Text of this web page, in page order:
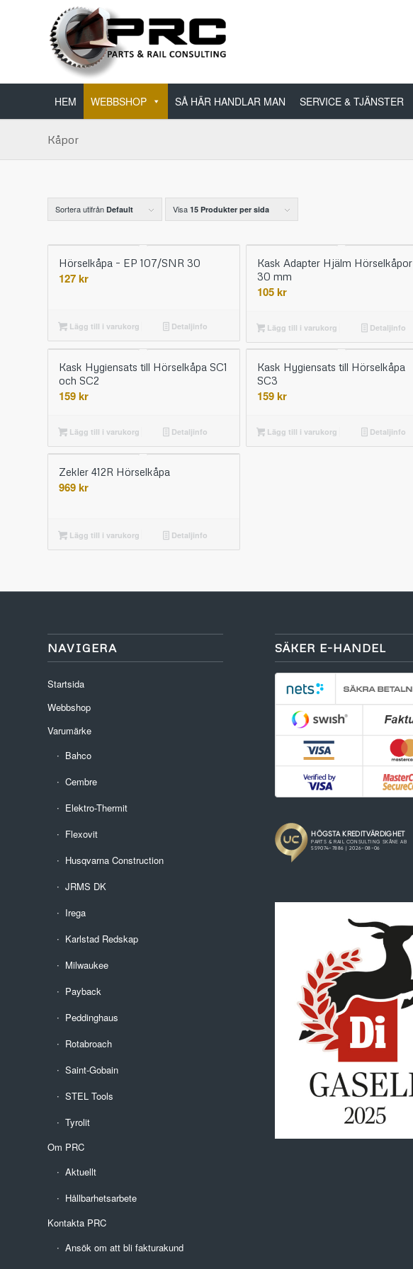
HEM WEBBSHOP SÅ HÄR HANDLAR MAN SERVICE & TJÄNSTER
Kåpor
Sortera utifrån Default Visa 15 Produkter per sida
Hörselkåpa – EP 107/SNR 30
127kr
Lägg till i varukorg Detaljinfo
Kask Adapter Hjälm Hörselkåpor
30 mm
105kr
Lägg till i varukorg Detaljinfo
Kask Hygiensats till Hörselkåpa SC1
och SC2
159kr
Lägg till i varukorg Detaljinfo
Kask Hygiensats till Hörselkåpa
SC3
159kr
Lägg till i varukorg Detaljinfo
Zekler 412R Hörselkåpa
969kr
Lägg till i varukorg Detaljinfo
NAVIGERA
Startsida
Webbshop
Varumärke
Bahco
Cembre
Elektro-Thermit
Flexovit
Husqvarna Construction
JRMS DK
Irega
Karlstad Redskap
Milwaukee
Payback
Peddinghaus
Rotabroach
Saint-Gobain
STEL Tools
Tyrolit
Om PRC
Aktuellt
Hållbarhetsarbete
Kontakta PRC
Ansök om att bli fakturakund
SÄKER E-HANDEL